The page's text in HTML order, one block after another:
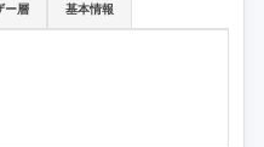
ー層 基本情報